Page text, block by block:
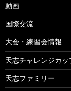
動画
国際交流
大会・練習会情報
天志チャレンジカッ
天志ファミリー